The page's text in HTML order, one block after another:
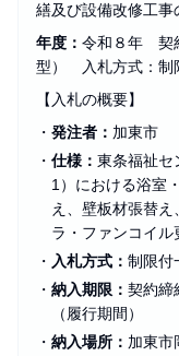
繕及び設備改修工事
年度： 令和８年 契
型） 入札方式：制
【入札の概要】
・ 発注者： 加東市
・ 仕様： 東条福祉セ
1）における浴室
え、壁板材張替
ラ・ファンコイル
・ 入札方式： 制限付
・ 納入期限： 契約締
（履行期間）
・ 納入場所： 加東市